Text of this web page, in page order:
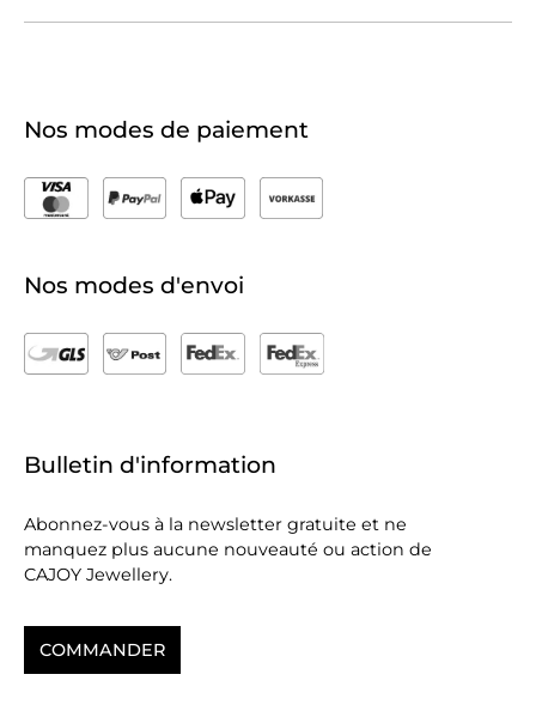
Nos modes de paiement
Nos modes d'envoi
Bulletin d'information
Abonnez-vous à la newsletter gratuite et ne
manquez plus aucune nouveauté ou action de
CAJOY Jewellery.
COMMANDER